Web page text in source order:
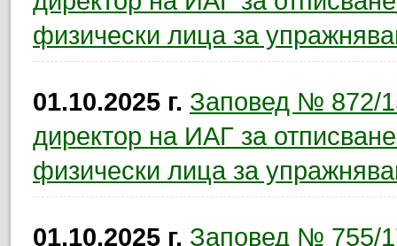
физически лица за
01.10.2025 г. Заповед № 872/
директор на ИАГ за
физически лица за
01.10.2025 г. Заповед № 755/